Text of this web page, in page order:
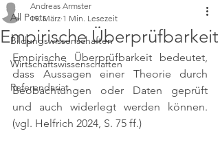
All Posts
Bildungswissenschaften
Wirtschaftswissenschaften
Referendariat
Empirische Überprüfbarkeit
Andreas Armster
19. März 1 Min. Lesezeit
Empirische Überprüfbarkeit bedeutet,
dass Aussagen einer Theorie durch
Beobachtungen oder Daten geprüft
(vgl. Helfrich 2024, S. 75 ff.)